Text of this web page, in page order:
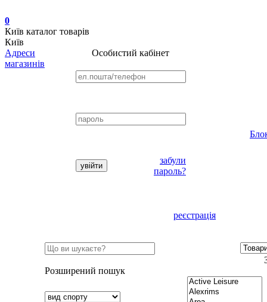
0
Київ каталог товарів
Київ
Адреси
магазинів
Особистий кабінет
забули
пароль?
реєстрація
Розширений пошук